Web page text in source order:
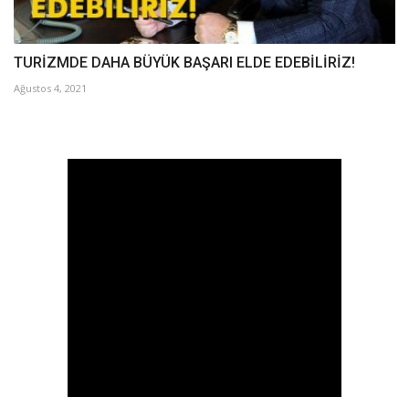
TURİZMDE DAHA BÜYÜK BAŞARI ELDE EDEBİLİRİZ!
Ağustos 4, 2021